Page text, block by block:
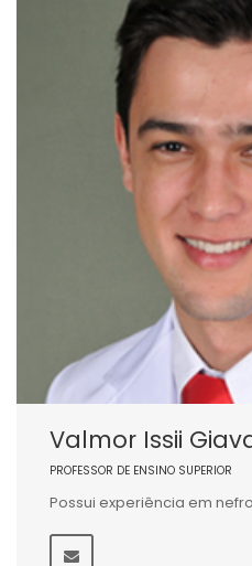
Valmor Issii
PROFESSOR DE ENSINO SUPERIOR
Possui experiência em